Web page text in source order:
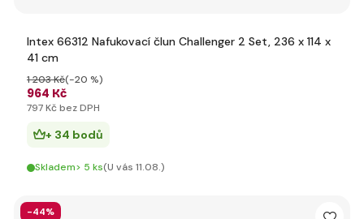
Intex 66312 Nafukovací člun Challenger 2 Set, 236 x 114 x
41 cm
964 Kč
1 203 Kč(-20 %)
797 Kč bez DPH
+ 34 bodů
Skladem> 5 ks(U vás 11.08.)
-44%